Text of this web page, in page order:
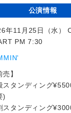
公演情報
年11月25日（水）
PM 7:30
売】
スタンディング
)
スタンディング